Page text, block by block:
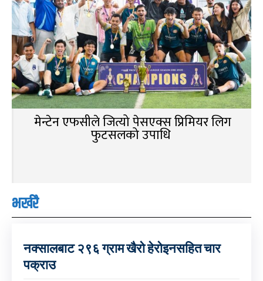
मेन्टेन एफसीले जित्यो पेसएक्स प्रिमियर लिग
फुटसलको उपाधि
भर्खरै
नक्सालबाट २९६ ग्राम खैरो हेरोइनसहित चार
पक्राउ